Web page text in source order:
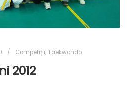
Competiții,Taekwondo
2012